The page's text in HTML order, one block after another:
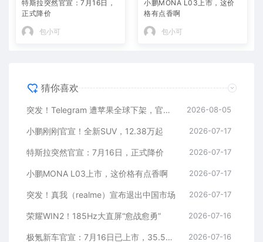
特斯拉突然官宣：7月16日，
正式降价
包小可
小鹏MONA L03上市，这价
格有点香啊
包小可
猜你喜欢
突发！Telegram 遭苹果全球下架，官方回应 2026-08-05
小鹏刚刚官宣！全新SUV，12.38万起 2026-07-17
特斯拉突然官宣：7月16日，正式降价 2026-07-17
小鹏MONA L03上市，这价格有点香啊 2026-07-17
突发！真我（realme）宣布退出中国市场 2026-07-17
荣耀WIN2！185Hz大直屏“愈战愈勇” 2026-07-16
极氪新车官宣：7月16日已上市，35.5万元起 2026-07-16